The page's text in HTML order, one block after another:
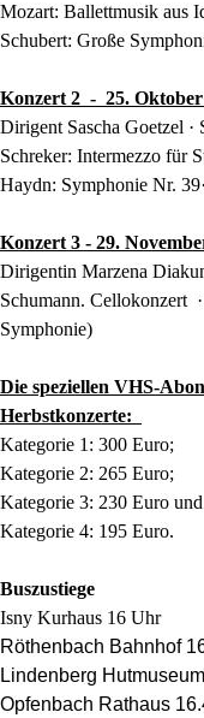
Mozart: Ballettmusik aus
Schubert: Große
Konzert 2 - 25. Oktober
Dirigent Sascha Goetzel
Schreker: Intermezzo für
Haydn: Symphonie Nr.
Konzert 3 - 29.
Dirigentin Marzena
Schumann. Cellokonzert
Symphonie)
Die speziellen VHS-
Herbstkonzerte:
Kategorie 1: 300 Euro;
Kategorie 2: 265 Euro;
Kategorie 3: 230 Euro und
Kategorie 4: 195 Euro.
Buszustiege
Isny Kurhaus 16 Uhr
Röthenbach Bahnhof
Lindenberg
Opfenbach Rathaus